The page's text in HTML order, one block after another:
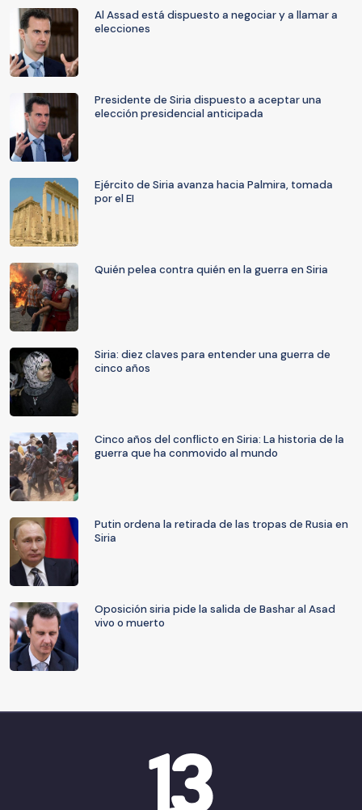
Al Assad está dispuesto a negociar y a llamar a
elecciones
Presidente de Siria dispuesto a aceptar una
elección presidencial anticipada
Ejército de Siria avanza hacia Palmira, tomada
por el EI
Quién pelea contra quién en la guerra en Siria
Siria: diez claves para entender una guerra de
cinco años
Cinco años del conflicto en Siria: La historia de la
guerra que ha conmovido al mundo
Putin ordena la retirada de las tropas de Rusia en
Siria
Oposición siria pide la salida de Bashar al Asad
vivo o muerto